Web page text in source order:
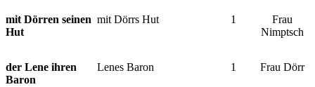
mit Dörren seinen
Hut
mit Dörrs Hut 1
Frau
Nimptsch
der Lene ihren
Baron
Lenes Baron 1 Frau Dörr